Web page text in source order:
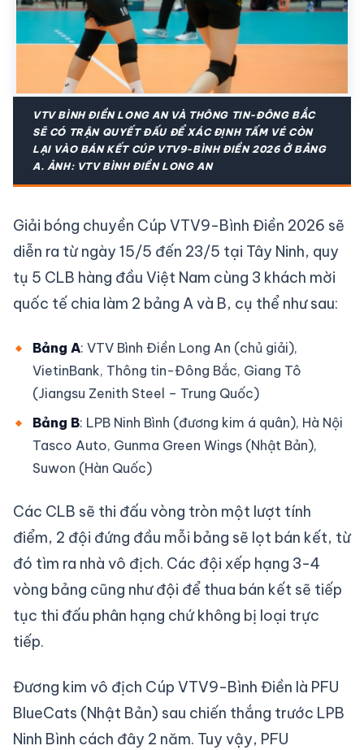
VTV BÌNH ĐIỀN LONG AN VÀ THÔNG TIN-ĐÔNG BẮC
SẼ CÓ TRẬN QUYẾT ĐẤU ĐỂ XÁC ĐỊNH TẤM VÉ CÒN
LẠI VÀO BÁN KẾT CÚP VTV9-BÌNH ĐIỀN 2026 Ở BẢNG
A. ẢNH: VTV BÌNH ĐIỀN LONG AN
Giải bóng chuyền Cúp VTV9-Bình Điền 2026 sẽ
diễn ra từ ngày 15/5 đến 23/5 tại Tây Ninh, quy
tụ 5 CLB hàng đầu Việt Nam cùng 3 khách mời
quốc tế chia làm 2 bảng A và B, cụ thể như sau:
Bảng A: VTV Bình Điền Long An (chủ giải),
VietinBank, Thông tin-Đông Bắc, Giang Tô
(Jiangsu Zenith Steel – Trung Quốc)
Bảng B: LPB Ninh Bình (đương kim á quân), Hà Nội
Tasco Auto, Gunma Green Wings (Nhật Bản),
Suwon (Hàn Quốc)
Các CLB sẽ thi đấu vòng tròn một lượt tính
điểm, 2 đội đứng đầu mỗi bảng sẽ lọt bán kết, từ
đó tìm ra nhà vô địch. Các đội xếp hạng 3-4
vòng bảng cũng như đội để thua bán kết sẽ tiếp
tục thi đấu phân hạng chứ không bị loại trực
tiếp.
Đương kim vô địch Cúp VTV9-Bình Điền là PFU
BlueCats (Nhật Bản) sau chiến thắng trước LPB
Ninh Bình cách đây 2 năm. Tuy vậy, PFU